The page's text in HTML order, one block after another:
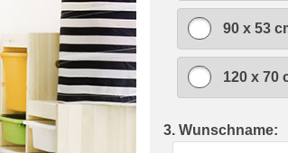
90 x 53
120 x 70
3. Wunschname: